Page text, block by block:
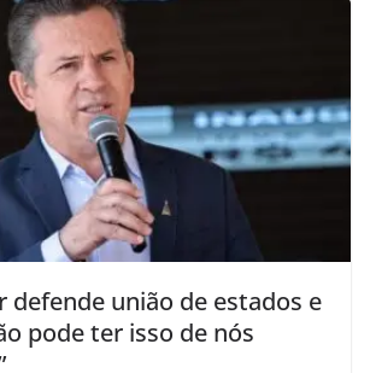
defende união de estados e
pode ter isso de nós